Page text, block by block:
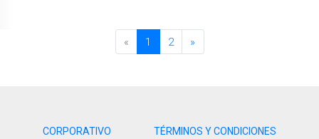
« 1 2 »
CORPORATIVO TÉRMINOS Y CONDICIONES